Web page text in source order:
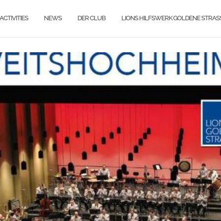
ACTIVITIES NEWS DER CLUB LIONS HILFSWERK GOLDENE